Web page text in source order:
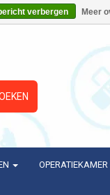
OPERATIEKAMER
verbergen Meer